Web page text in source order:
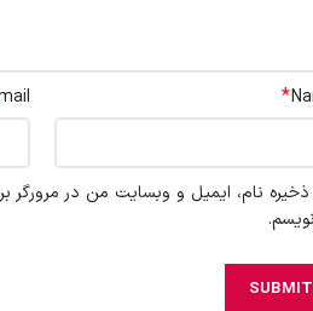
*
ذخیره نام، ایمیل و وبسایت من در مرورگر